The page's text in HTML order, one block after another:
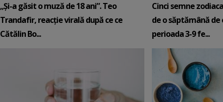
„Și-a găsit o muză de 18 ani”. Teo
Trandafir, reacție virală după ce ce
Cătălin Bo...
Cinci semne
de o săptămână de
perioada 3-9 fe...